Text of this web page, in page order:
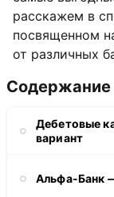
расскажем в
посвященном
от различных
Содержание
Дебетовые
вариант
Альфа-Банк